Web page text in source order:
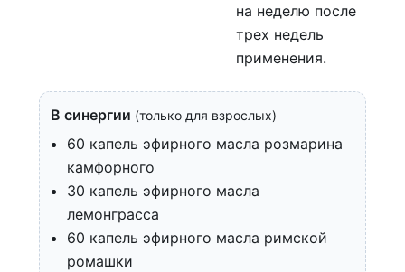
на неделю после
трех недель
применения.
В синергии (только для взрослых)
60 капель эфирного масла розмарина
камфорного
30 капель эфирного масла
лемонграсса
60 капель эфирного масла римской
ромашки